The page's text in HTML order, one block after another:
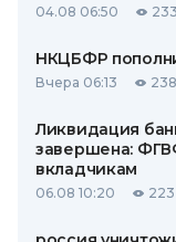
04.08 06:50
НКЦБФР
Вчера 06:13 238
Ликвидация
завершена:
вкладчикам
06.08 10:20 223